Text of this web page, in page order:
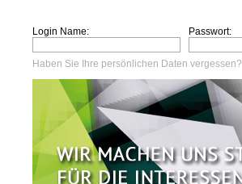
Login Name: Passwort:
Haben Sie Ihre persönlichen Daten vergessen?